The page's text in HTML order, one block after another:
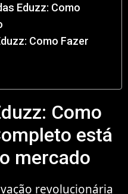
Eduzz: Como
Como Fazer
Como
está
mercado
revolucionária